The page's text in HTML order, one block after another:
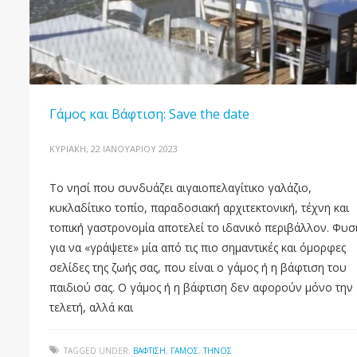
Γάμος και Βάφτιση: Save the date
ΚΥΡΙΑΚΉ, 22 ΙΑΝΟΥΑΡΊΟΥ 2023
Το νησί που συνδυάζει αιγαιοπελαγίτικο γαλάζιο,
κυκλαδίτικο τοπίο, παραδοσιακή αρχιτεκτονική, τέχνη και
τοπική γαστρονομία αποτελεί το ιδανικό περιβάλλον.
για να «γράψετε» μία από τις πιο σημαντικές και όμορφες
σελίδες της ζωής σας, που είναι ο γάμος ή η βάφτιση του
παιδιού σας. Ο γάμος ή η βάφτιση δεν αφορούν μόνο την
τελετή, αλλά και
TAGGED UNDER: ΒΆΦΤΙΣΗ, ΓΆΜΟΣ,ΤΉΝΟΣ